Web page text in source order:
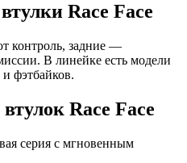
Race Face
контроль, задние —
В линейке есть модели
и фэтбайков.
Race Face
серия с мгновенным